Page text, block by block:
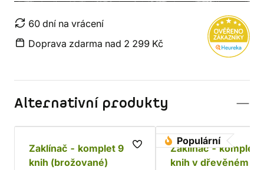
60 dní na vrácení
Doprava zdarma nad 2 299 Kč
Alternativní produkty
Zaklínač - komplet 9
knih (brožované)
Populární
Zaklínač - komplet
knih v dřevěném